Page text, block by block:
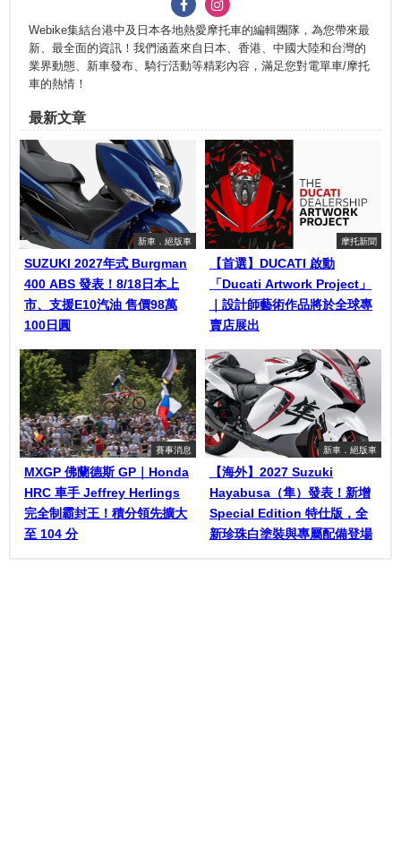
Webike集結台港中及日本各地熱愛摩托車的編輯團隊，為您帶來最
新、最全面的資訊！我們涵蓋來自日本、香港、中國大陸和台灣的
業界動態、新車發布、騎行活動等精彩內容，滿足您對電單車/摩托
車的熱情！
最新文章
新車．絕版車
SUZUKI 2027年式 Burgman
400 ABS 發表！8/18日本上
市、支援E10汽油 售價98萬
100日圓
摩托新聞
【首選】DUCATI 啟動
「Ducati Artwork Project」
｜設計師藝術作品將於全球專
賣店展出
賽事消息
MXGP 佛蘭德斯 GP｜Honda
HRC 車手 Jeffrey Herlings
完全制霸封王！積分領先擴大
至 104 分
新車．絕版車
【海外】2027 Suzuki
Hayabusa（隼）發表！新增
Special Edition 特仕版，全
新珍珠白塗裝與專屬配備登場